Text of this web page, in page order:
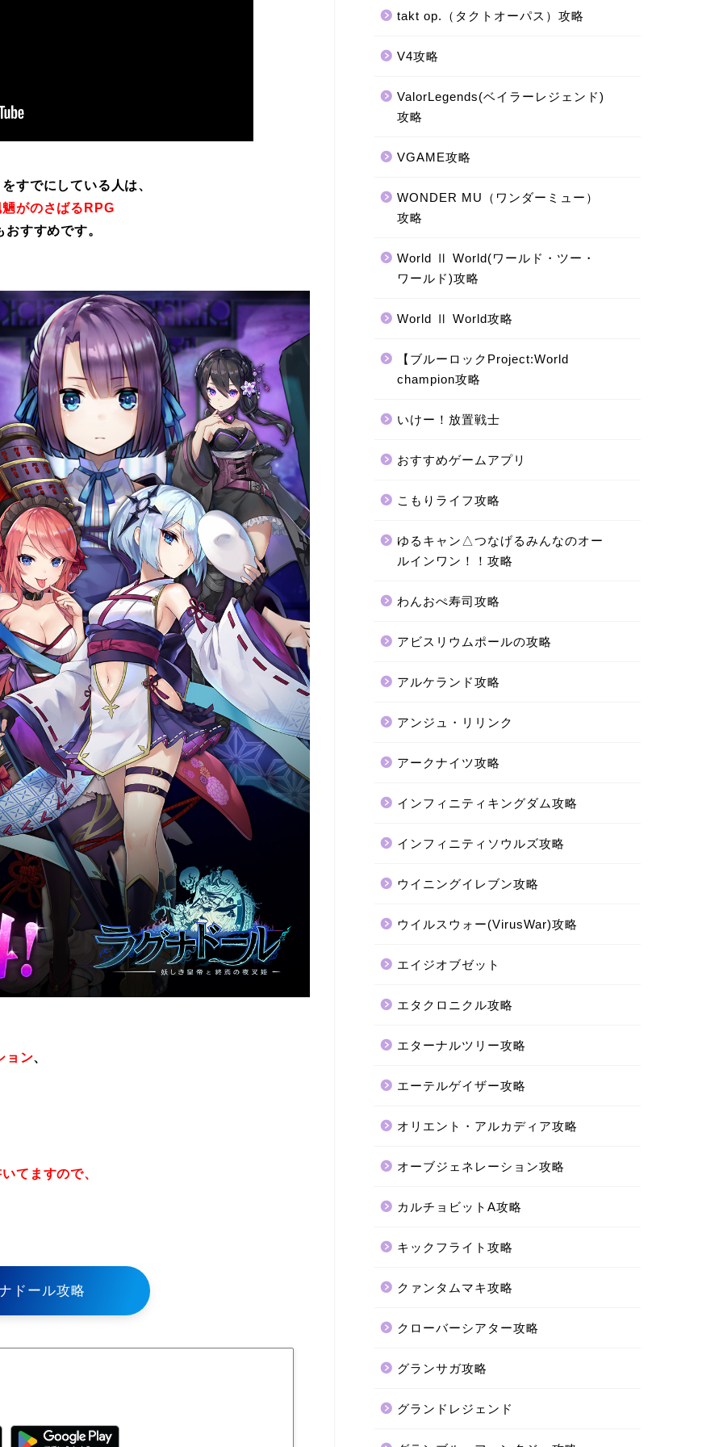
すでにしている人は、
がのさばるRPG
おすすめです。
ョン、
てますので、
ドール攻略
takt op.（タクトオーパス）攻略
V4攻略
ValorLegends(ベイラーレジェンド)
攻略
VGAME攻略
WONDER MU（ワンダーミュー）
攻略
World Ⅱ World(ワールド・ツー・
ワールド)攻略
World Ⅱ World攻略
【ブルーロックProject:World
champion攻略
いけー！放置戦士
おすすめゲームアプリ
こもりライフ攻略
ゆるキャン△つなげるみんなのオー
ルインワン！！攻略
わんおぺ寿司攻略
アビスリウムポールの攻略
アルケランド攻略
アンジュ・リリンク
アークナイツ攻略
インフィニティキングダム攻略
インフィニティソウルズ攻略
ウイニングイレブン攻略
ウイルスウォー(VirusWar)攻略
エイジオブゼット
エタクロニクル攻略
エターナルツリー攻略
エーテルゲイザー攻略
オリエント・アルカディア攻略
オーブジェネレーション攻略
カルチョビットA攻略
キックフライト攻略
クァンタムマキ攻略
クローバーシアター攻略
グランサガ攻略
グランドレジェンド